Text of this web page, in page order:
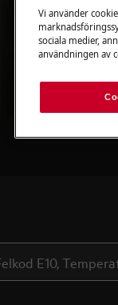
Vi använder
sociala medier,
användningen av